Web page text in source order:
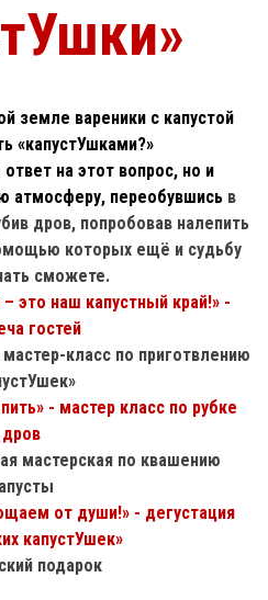
земле вареники с капустой
«капустУшками?»
на этот вопрос, но и
атмосферу, переобувшись в
дров, попробовав налепить
которых ещё и судьбу
сможете.
это наш капустный край!» -
гостей
класс по приготвлению
- мастер класс по рубке
дров
мастерская по квашению
от души!» - дегустация
капустУшек»
подарок